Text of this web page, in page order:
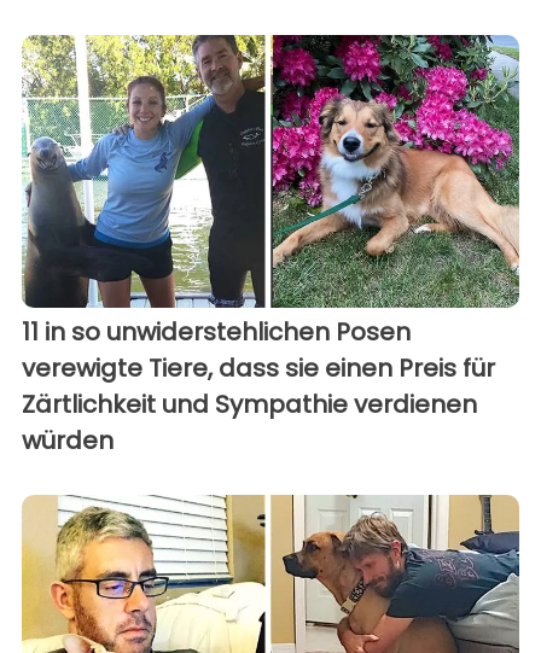
11 in so unwiderstehlichen Posen
verewigte Tiere, dass sie einen Preis für
Zärtlichkeit und Sympathie verdienen
würden